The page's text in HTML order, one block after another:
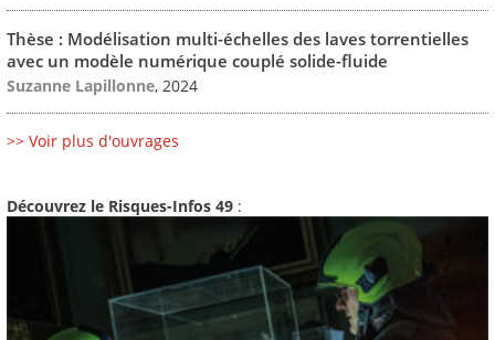
Thèse : Modélisation multi-échelles des laves torrentielles
avec un modèle numérique couplé solide-fluide
Suzanne Lapillonne, 2024
>> Voir plus d'ouvrages
Découvrez le Risques-Infos 49 :